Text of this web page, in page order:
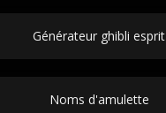
Générateur ghibli esprit
Noms d'amulette